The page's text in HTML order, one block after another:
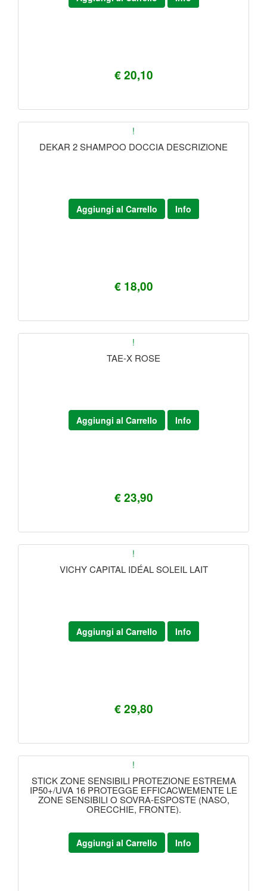
€ 20,10
!
DEKAR 2 SHAMPOO DOCCIA DESCRIZIONE
€ 18,00
Aggiungi al Carrello Info
!
TAE-X ROSE
€ 23,90
Aggiungi al Carrello Info
!
VICHY CAPITAL IDÉAL SOLEIL LAIT
€ 29,80
Aggiungi al Carrello Info
!
STICK ZONE SENSIBILI PROTEZIONE ESTREMA
IP50+/UVA 16 PROTEGGE EFFICACWEMENTE LE
ZONE SENSIBILI O SOVRA-ESPOSTE (NASO,
ORECCHIE, FRONTE).
Aggiungi al Carrello Info